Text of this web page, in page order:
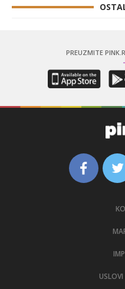
PREUZMITE
USLOVI